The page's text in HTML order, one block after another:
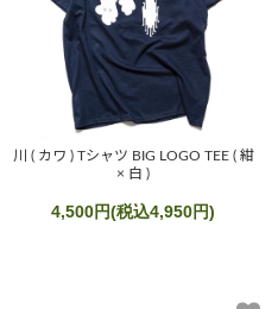
川 ( カワ ) Tシャツ BIG LOGO TEE ( 紺
× 白 )
4,500円(税込4,950円)